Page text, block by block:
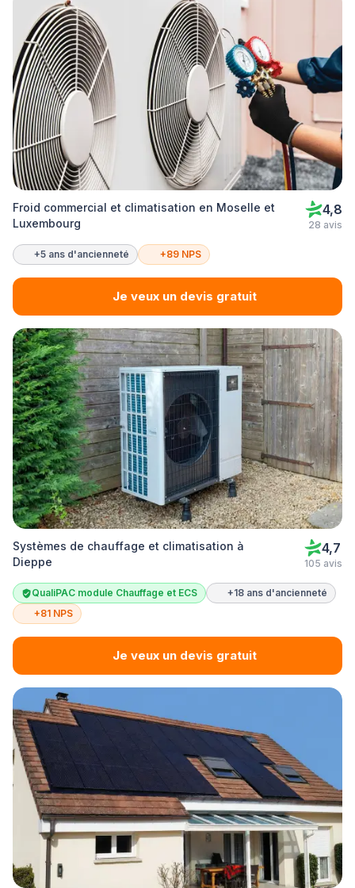
Froid commercial et climatisation en Moselle et
Luxembourg
4,8
28 avis
+5 ans d'ancienneté +89 NPS
Je veux un devis gratuit
Systèmes de chauffage et climatisation à
Dieppe
4,7
105 avis
QualiPAC module Chauffage et ECS
+18 ans d'ancienneté
+81 NPS
Je veux un devis gratuit